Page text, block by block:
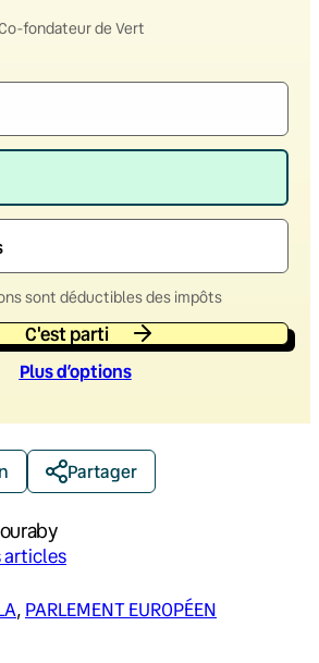
fondateur de Vert
sont déductibles des impôts
C'est parti
Plus d’options
Partager
articles
, PARLEMENT EUROPÉEN